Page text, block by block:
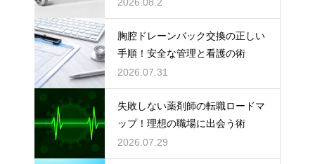
胸腔ドレーンバック交換の正しい
手順！安全な管理と看護の術
2026.07.31
失敗しない薬剤師の転職ロードマ
ップ！理想の職場に出会う術
2026.07.29